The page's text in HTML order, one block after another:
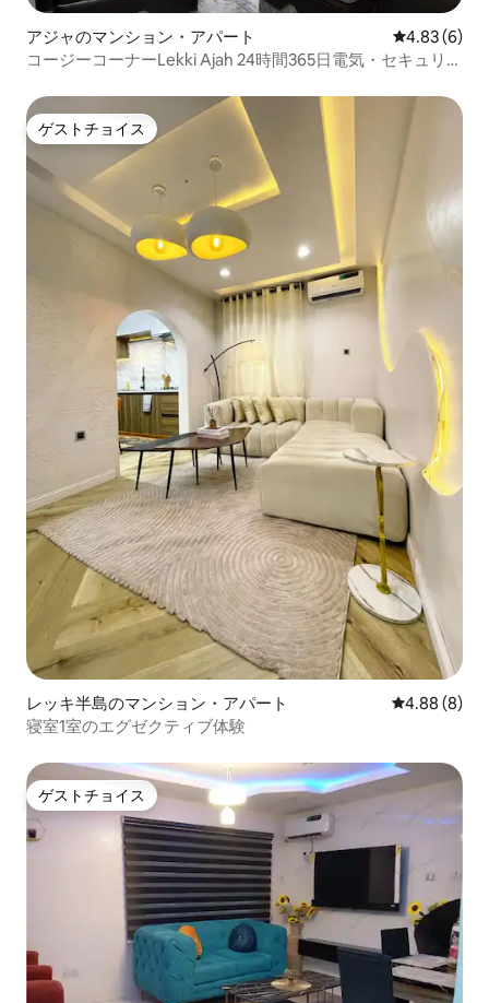
アジャのマンション・アパート レビュー6
4.83 (6)
コージーコーナーLekki Ajah 24時間365日電気・セキュリテ
ゲストチョイス
ゲストチョイス
レッキ半島のマンション・アパート レビュー8件
4.88 (8)
寝室1室のエグゼクティブ体験
ゲストチョイス
ゲストチョイス